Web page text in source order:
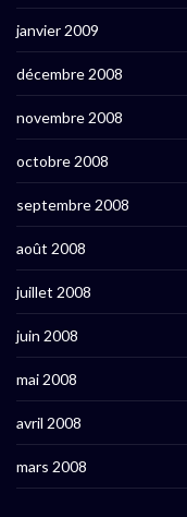
janvier 2009
décembre 2008
novembre 2008
octobre 2008
septembre 2008
août 2008
juillet 2008
juin 2008
mai 2008
avril 2008
mars 2008